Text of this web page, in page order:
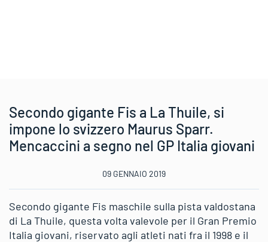
Secondo gigante Fis a La Thuile, si
impone lo svizzero Maurus Sparr.
Mencaccini a segno nel GP Italia giovani
09 GENNAIO 2019
Secondo gigante Fis maschile sulla pista valdostana
di La Thuile, questa volta valevole per il Gran Premio
Italia giovani, riservato agli atleti nati fra il 1998 e il